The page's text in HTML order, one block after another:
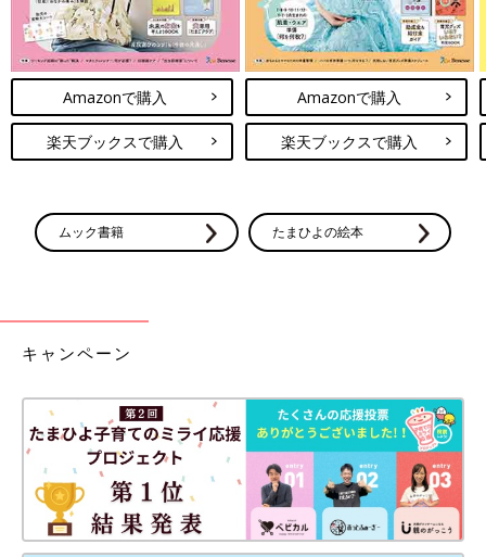
Amazonで購入
楽天ブックスで購入
Amazonで購入
楽天ブックスで購入
ムック書籍 たまひよの絵本
キャンペーン